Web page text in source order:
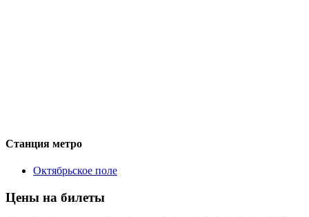
Станция метро
Октябрьское поле
Цены на билеты